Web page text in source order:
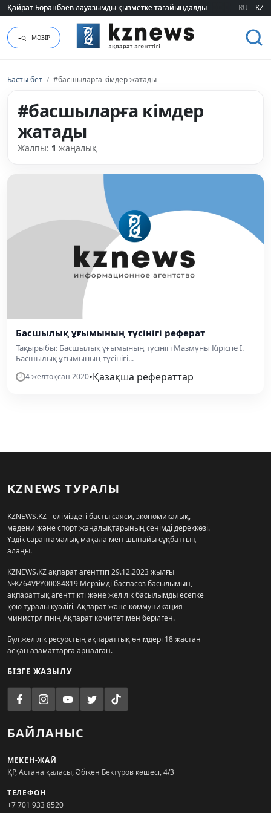
Қайрат Боранбаев лауазымды қызметке тағайындалды
Қайрат Боранбаев лауазымды қызметке тағайындалды RU KZ
МӘЗІР
Басты бет / #басшыларға кімдер жатады
#басшыларға кімдер
жатады
Жалпы: 1 жаңалық
Басшылық ұғымының түсінігі реферат
Тақырыбы: Басшылық ұғымының түсінігі Мазмұны Кіріспе І.
Басшылық ұғымының түсінігі...
4 желтоқсан 2020•Қазақша рефераттар
KZNEWS ТУРАЛЫ
KZNEWS.KZ - еліміздегі басты саяси, экономикалық,
мәдени және спорт жаңалықтарының сенімді дереккөзі.
Үздік сараптамалық мақала мен шынайы сұқбаттың
алаңы.
KZNEWS.KZ ақпарат агенттігі 29.12.2023 жылғы
№KZ64VPY00084819 Мерзімді баспасөз басылымын,
ақпараттық агенттікті және желілік басылымды есепке
қою туралы куәлігі, Ақпарат және коммуникация
министрлігінің Ақпарат комитетімен берілген.
Бұл желілік ресурстың ақпараттық өнімдері 18 жастан
асқан азаматтарға арналған.
БІЗГЕ ЖАЗЫЛУ
БАЙЛАНЫС
МЕКЕН-ЖАЙ
ҚР, Астана қаласы, Әбікен Бектұров көшесі, 4/3
ТЕЛЕФОН
+7 701 933 8520